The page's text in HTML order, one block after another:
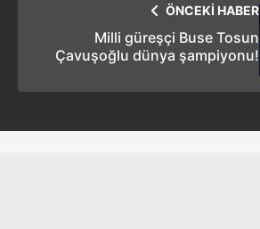
ÖNCEKİ HABER
Milli güreşçi Buse Tosun
Çavuşoğlu dünya şampiyonu!